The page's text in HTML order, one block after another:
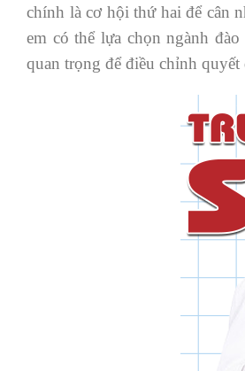
chính là cơ hội thứ hai để cân
em có thể lựa chọn ngành
quan trọng để điều chỉnh